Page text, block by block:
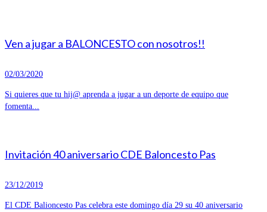
Ven a jugar a BALONCESTO con nosotros!!
02/03/2020
Si quieres que tu hij@ aprenda a jugar a un deporte de equipo que
fomenta...
Invitación 40 aniversario CDE Baloncesto Pas
23/12/2019
El CDE Balioncesto Pas celebra este domingo día 29 su 40 aniversario